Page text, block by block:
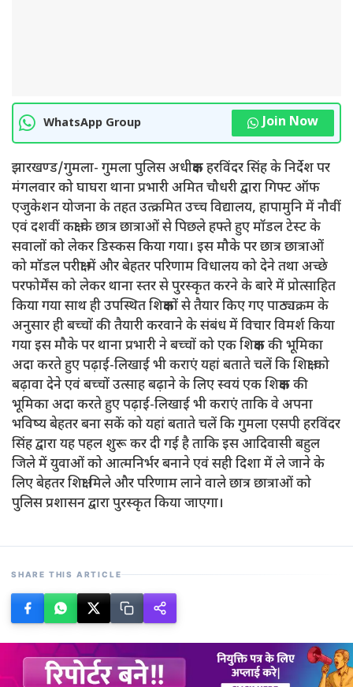
WhatsApp Group Join Now
झारखण्ड/गुमला- गुमला पुलिस अधीक्षक हरविंदर सिंह के निर्देश पर
मंगलवार को घाघरा थाना प्रभारी अमित चौधरी द्वारा गिफ्ट ऑफ
एजुकेशन योजना के तहत उत्क्रमित उच्च विद्यालय, हापामुनि में नौवीं
एवं दशवीं कक्षा के छात्र छात्राओं से पिछले हफ्ते हुए मॉडल टेस्ट के
सवालों को लेकर डिस्कस किया गया। इस मौके पर छात्र छात्राओं
को मॉडल परीक्षा में और बेहतर परिणाम विधालय को देने तथा अच्छे‌
परफोर्मेंस को लेकर थाना स्तर से पुरस्कृत करने के बारे में प्रोत्साहित
किया गया साथ ही उपस्थित शिक्षकों से तैयार किए गए पाठ्यक्रम के
अनुसार ही बच्चों की तैयारी करवाने के संबंध में विचार विमर्श किया
गया इस मौके पर थाना प्रभारी ने बच्चों को एक शिक्षक की भूमिका
अदा करते हुए पढ़ाई-लिखाई भी कराएं यहां बताते चलें कि शिक्षा को
बढ़ावा देने एवं बच्चों उत्साह बढ़ाने के लिए स्वयं एक शिक्षक की
भूमिका अदा करते हुए पढ़ाई-लिखाई भी कराएं ताकि वे अपना
भविष्य बेहतर बना सकें को यहां बताते चलें कि गुमला एसपी हरविंदर
सिंह द्वारा यह पहल शुरू कर दी गई है ताकि इस आदिवासी बहुल
जिले में युवाओं को आत्मनिर्भर बनाने एवं सही दिशा में ले जाने के
लिए बेहतर शिक्षा मिले और परिणाम लाने वाले छात्र छात्राओं को
पुलिस प्रशासन द्वारा पुरस्कृत किया जाएगा।
SHARE THIS ARTICLE